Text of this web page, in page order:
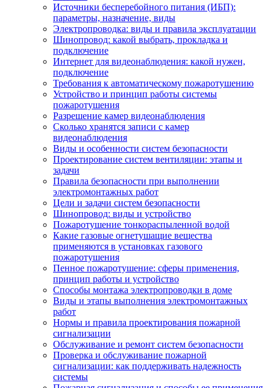
Источники бесперебойного питания (ИБП):
параметры, назначение, виды
Электропроводка: виды и правила эксплуатации
Шинопровод: какой выбрать, прокладка и
подключение
Интернет для видеонаблюдения: какой нужен,
подключение
Требования к автоматическому пожаротушению
Устройство и принцип работы системы
пожаротушения
Разрешение камер видеонаблюдения
Сколько хранятся записи с камер
видеонаблюдения
Виды и особенности систем безопасности
Проектирование систем вентиляции: этапы и
задачи
Правила безопасности при выполнении
электромонтажных работ
Цели и задачи систем безопасности
Шинопровод: виды и устройство
Пожаротушение тонкораспыленной водой
Какие газовые огнетушащие вещества
применяются в установках газового
пожаротушения
Пенное пожаротушение: сферы применения,
принцип работы и устройство
Способы монтажа электропроводки в доме
Виды и этапы выполнения электромонтажных
работ
Нормы и правила проектирования пожарной
сигнализации
Обслуживание и ремонт систем безопасности
Проверка и обслуживание пожарной
сигнализации: как поддерживать надежность
системы